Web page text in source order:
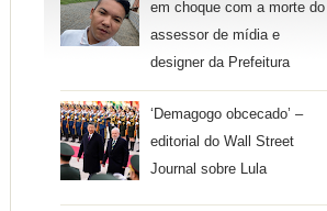
em choque com a morte do
assessor de mídia e
designer da Prefeitura
‘Demagogo obcecado’ –
editorial do Wall Street
Journal sobre Lula